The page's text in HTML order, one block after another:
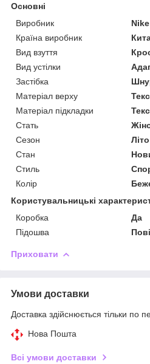
Основні
Виробник
Nike
Країна виробник
Вид взуття
Вид устілки
Застібка
Матеріал верху
Матеріал підкладки
Стать
Сезон
Літо
Стан
Стиль
Колір
Користувальницькі
Коробка
Да
Підошва
Приховати
Умови доставки
Доставка здійснюється тільки по
Нова Пошта
Всі умови доставки